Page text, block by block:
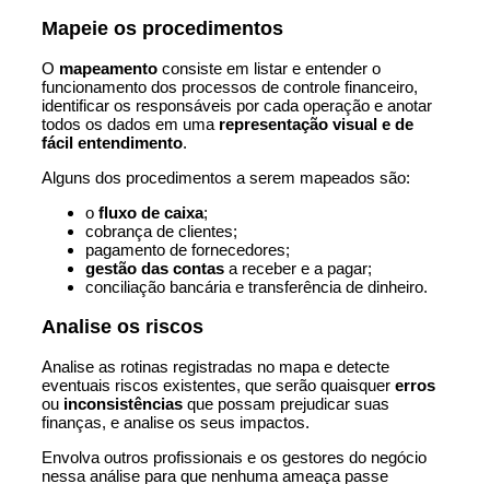
Mapeie os procedimentos
O mapeamento consiste em listar e entender o
funcionamento dos processos de controle financeiro,
identificar os responsáveis por cada operação e anotar
todos os dados em uma representação visual e de
fácil entendimento.
Alguns dos procedimentos a serem mapeados são:
o fluxo de caixa;
cobrança de clientes;
pagamento de fornecedores;
gestão das contas a receber e a pagar;
conciliação bancária e transferência de dinheiro.
Analise os riscos
Analise as rotinas registradas no mapa e detecte
eventuais riscos existentes, que serão quaisquer erros
ou inconsistências que possam prejudicar suas
finanças, e analise os seus impactos.
Envolva outros profissionais e os gestores do negócio
nessa análise para que nenhuma ameaça passe